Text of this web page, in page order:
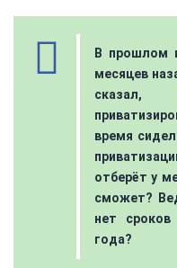
В прошлом
месяцев
время
отберёт у
сможет?
нет
года?